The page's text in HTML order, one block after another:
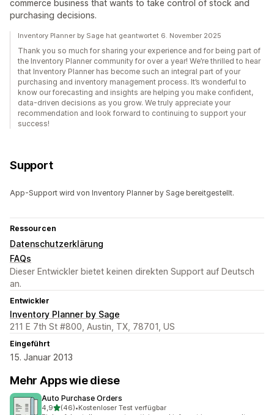
commerce business that wants to take control of stock and
purchasing decisions.
Inventory Planner by Sage hat geantwortet 6. November 2025
Thank you so much for sharing your experience and for being part of
the Inventory Planner community for over a year! We’re thrilled to hear
that Inventory Planner has become such an integral part of your
purchasing and inventory management process. It’s wonderful to
know our forecasting and insights are helping you make confident,
data-driven decisions as you grow. We truly appreciate your
recommendation and look forward to continuing to support your
success!
Support
App-Support wird von Inventory Planner by Sage bereitgestellt.
Ressourcen
Datenschutzerklärung
FAQs
Dieser Entwickler bietet keinen direkten Support auf Deutsch
an.
Entwickler
Inventory Planner by Sage
211 E 7th St #800, Austin, TX, 78701, US
Eingeführt
15. Januar 2013
Mehr Apps wie diese
Auto Purchase Orders
4,9von 5 Sternen
(46)
46 Rezensionen insgesamt
•Kostenloser Test verfügbar